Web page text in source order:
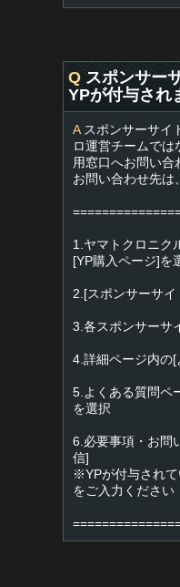
Q スポンサー
YPが付与され
Aスポンサーサイ
ロ運営チームで
用窓口へお問い合
お問い合わせ先は
1.ヤマトクロニク
[YP購入ページ]を
2.[スポンサーサ
3.各スポンサーサ
4.詳細ページ内の
5.よくある質問ペ
を選択
6.必要事項・お問
信]
※YPが付与され
をご入力ください